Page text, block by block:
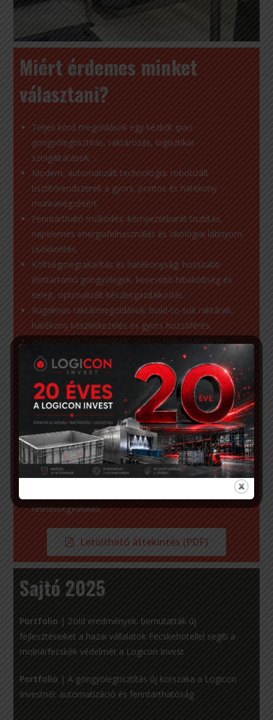
Miért érdemes minket
választani?
Teljes körű megoldások egy kézből: ipari
göngyölegtisztítás, raktározás, logisztikai
szolgáltatások.
Modern, automatizált technológia: robotizált
tisztítórendszerek a gyors, pontos és hatékony
munkavégzésért.
Fenntartható működés: környezetbarát tisztítás,
napelemes energiafelhasználás és ökológiai lábnyom-
csökkentés.
Költségmegtakarítás és hatékonyság: hosszabb
élettartamú göngyölegek, kevesebb hibaköltség és
selejt, optimalizált készletgazdálkodás.
Rugalmas raktármegoldások: build-to-suit raktárak,
hatékony készletkezelés és gyors hozzáférés.
döntéstámogatás vállalatirányítási rendszerünkkel.
Megbízható partneri együttműködés: hosszú távú,
biztonságos és szakmailag támogatott kapcsolatok.
Folyamatos innováció:folyamatos fejlesztések a
legszigorúbb iparági előírásoknak megfelelve.
Regionális jelenlét: telephelyeink Felsőzsolcán,
Hatvanban és Debrecenben gyors és hatékony
kiszolgálást tesznek lehetővé.
Elismert szakmaiság: hazai sajtóban is bemutatott
felelősségvállalás.
Letölthető áttekintés (PDF)
Sajtó 2025
Portfolio | Zöld eredmények: bemutatták új
fejlesztéseiket a hazai vállalatok Fecskehotellel segíti a
molnárfecskék védelmét a Logicon Invest
Portfolio |A göngyölegtisztítás új korszaka a Logicon
Investnél: automatizáció és fenntarthatóság